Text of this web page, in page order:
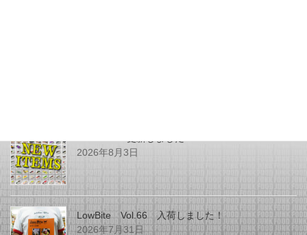
2026年8月3日
LowBite Vol.66 入荷しました！
2026年7月31日